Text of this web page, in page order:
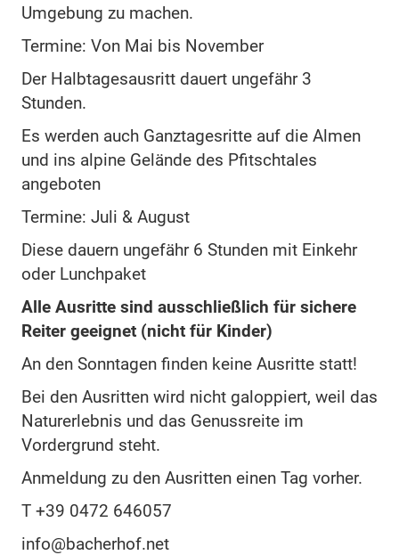
Umgebung zu machen.
Termine: Von Mai bis November
Der Halbtagesausritt dauert ungefähr 3
Stunden.
Es werden auch Ganztagesritte auf die Almen
und ins alpine Gelände des Pfitschtales
angeboten
Termine: Juli & August
Diese dauern ungefähr 6 Stunden mit Einkehr
oder Lunchpaket
Alle Ausritte sind ausschließlich für sichere
Reiter geeignet (nicht für Kinder)
An den Sonntagen finden keine Ausritte statt!
Bei den Ausritten wird nicht galoppiert, weil das
Naturerlebnis und das Genussreite im
Vordergrund steht.
Anmeldung zu den Ausritten einen Tag vorher.
T +39 0472 646057
info@bacherhof.net